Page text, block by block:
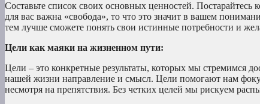
Составьте список своих основных ценностей.
для вас важна «свобода», то что это значит в вашем
тем лучше сможете понять свои истинные потребности и
Цели как маяки на жизненном пути:
Цели – это конкретные результаты, которых мы стремимся
нашей жизни направление и смысл. Цели помогают нам
несмотря на препятствия. Без четких целей мы рискуем